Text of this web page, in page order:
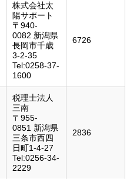
株式会社太
陽サポート
〒940-
0082 新潟県
長岡市千歳
3-2-35
Tel:0258-37-
1600
6726
税理士法人
三南
〒955-
0851 新潟県
三条市西四
日町1-4-27
Tel:0256-34-
2229
2836